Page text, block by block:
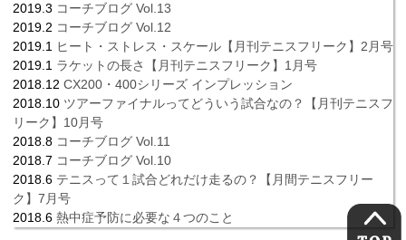
2019.3 コーチブログ Vol.13
2019.2 コーチブログ Vol.12
2019.1 ヒート・ストレス・スケール【月刊テニスフリーク】2月号
2019.1 ラケットの長さ【月刊テニスフリーク】1月号
2018.12 CX200・400シリーズ インプレッション
2018.10 ツアーファイナルってどういう試合なの？【月刊テニスフ
リーク】10月号
2018.8 コーチブログ Vol.11
2018.7 コーチブログ Vol.10
2018.6 テニスって１試合どれだけ走るの？【月間テニスフリー
ク】7月号
2018.6 熱中症予防に必要な４つのこと